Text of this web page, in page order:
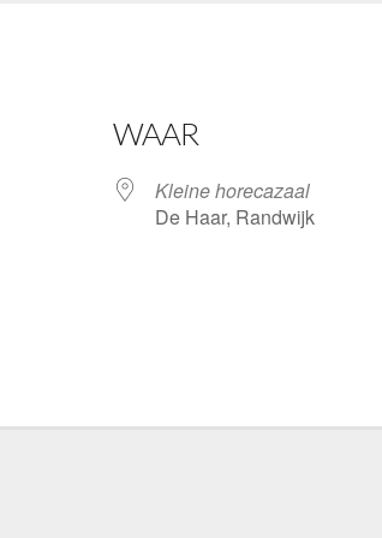
WAAR
Kleine horecazaal
De Haar, Randwijk